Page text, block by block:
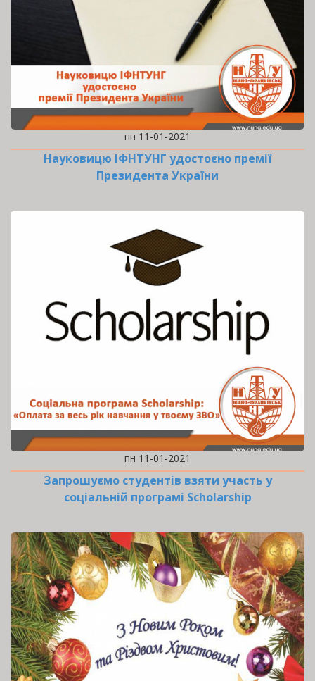
пн 11-01-2021
Науковицю ІФНТУНГ удостоєно премії
Президента України
пн 11-01-2021
Запрошуємо студентів взяти участь у
соціальній програмі Scholarship